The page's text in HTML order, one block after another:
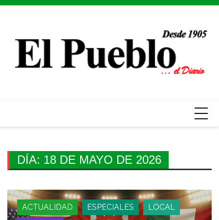
Skip
DÍA: 18 DE MAYO DE 2026
ACTUALIDAD ESPECIALES
LOCAL